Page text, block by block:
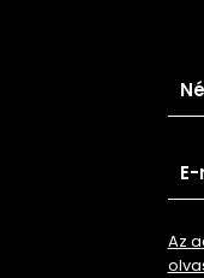
Az